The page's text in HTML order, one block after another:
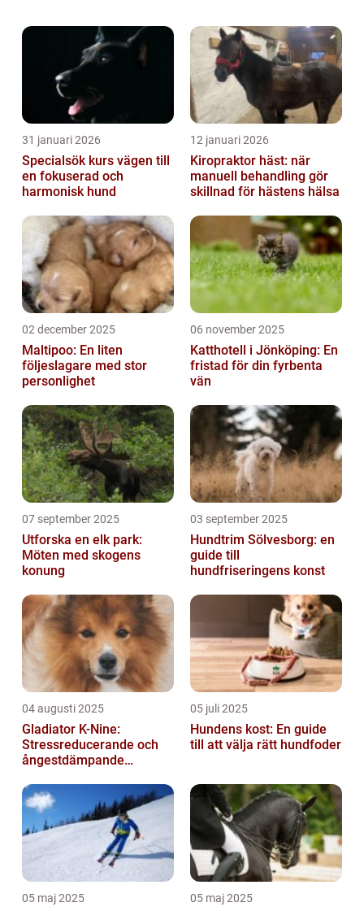
irritation. I denna artikel kommer vi att ...
31 januari 2026
Specialsök kurs vägen till
en fokuserad och
harmonisk hund
12 januari 2026
Kiropraktor häst: när
manuell behandling gör
skillnad för hästens hälsa
02 december 2025
Maltipoo: En liten
följeslagare med stor
personlighet
06 november 2025
Katthotell i Jönköping: En
fristad för din fyrbenta
vän
07 september 2025
Utforska en elk park:
Möten med skogens
konung
03 september 2025
Hundtrim Sölvesborg: en
guide till
hundfriseringens konst
04 augusti 2025
Gladiator K-Nine:
Stressreducerande och
ångestdämpande
05 juli 2025
Hundens kost: En guide
till att välja rätt hundfoder
05 maj 2025 05 maj 2025